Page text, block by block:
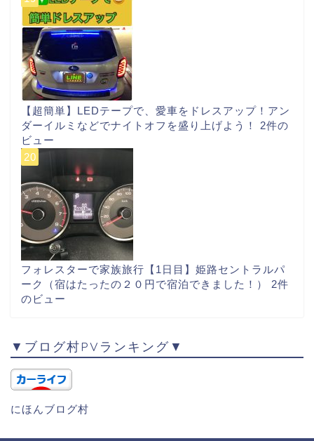
【超簡単】LEDテープで、愛車をドレスアップ！アン
ダーイルミなどでナイトオフを盛り上げよう！ 2件の
ビュー
フォレスターで家族旅行【1日目】姫路セントラルパ
ーク（宿はたったの２０円で宿泊できました！） 2件
のビュー
▼ブログ村PVランキング▼
にほんブログ村